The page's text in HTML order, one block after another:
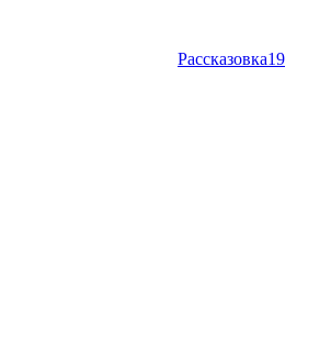
Рассказовка19